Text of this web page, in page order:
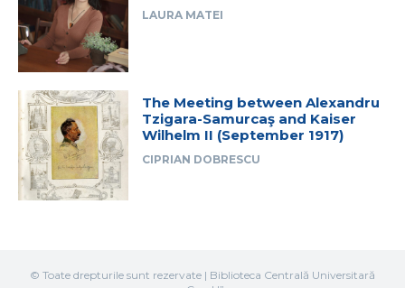
LAURA MATEI
The Meeting between Alexandru
Tzigara-Samurcaş and Kaiser
Wilhelm II (September 1917)
CIPRIAN DOBRESCU
© Toate drepturile sunt rezervate | Biblioteca Centrală Universitară